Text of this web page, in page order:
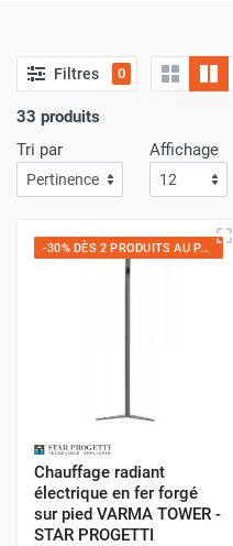
Filtres 0
33 produits
Tri par
Affichage
-30% DÈS 2 PRODUITS AU PANIER
Chauffage radiant
électrique en fer forgé
sur pied VARMA TOWER -
STAR PROGETTI